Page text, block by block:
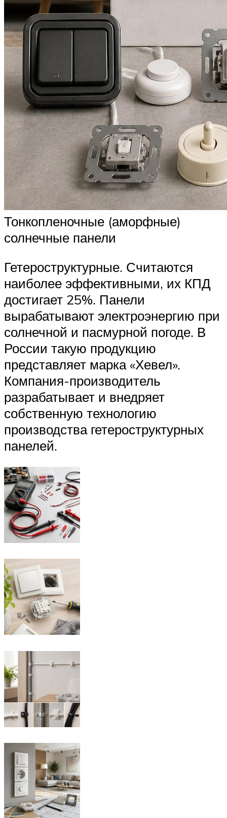
Тонкопленочные (аморфные)
солнечные панели
Гетероструктурные. Считаются
наиболее эффективными, их КПД
достигает 25%. Панели
вырабатывают электроэнергию при
солнечной и пасмурной погоде. В
России такую продукцию
представляет марка «Хевел».
Компания-производитель
разрабатывает и внедряет
собственную технологию
производства гетероструктурных
панелей.